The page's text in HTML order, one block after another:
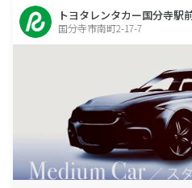
トヨタレンタカー国分寺駅
国分寺市南町2-17-7